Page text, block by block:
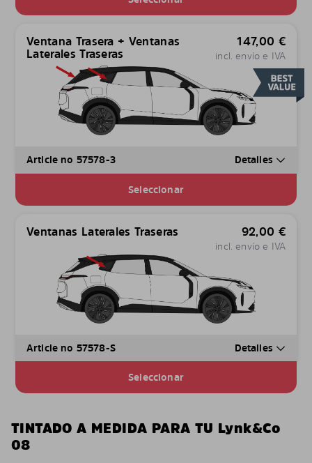
Ventana Trasera + Ventanas
Laterales Traseras
147,00 €
incl. envío e IVA
Article no 57578-3 Detalles
Seleccionar
Ventanas Laterales Traseras 92,00 €
incl. envío e IVA
Article no 57578-S Detalles
Seleccionar
TINTADO A MEDIDA PARA TU Lynk&Co
08